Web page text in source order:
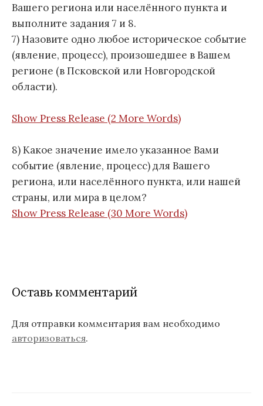
Вашего региона или населённого пункта и
выполните задания 7 и 8.
7) Назовите одно любое историческое событие
(явление, процесс), произошедшее в Вашем
регионе (в Псковской или Новгородской
области).
Show Press Release (2 More Words)
8) Какое значение имело указанное Вами
событие (явление, процесс) для Вашего
региона, или населённого пункта, или нашей
страны, или мира в целом?
Show Press Release (30 More Words)
Оставь комментарий
Для отправки комментария вам необходимо
авторизоваться.